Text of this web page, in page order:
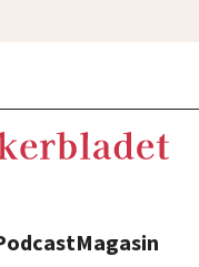
Magasin